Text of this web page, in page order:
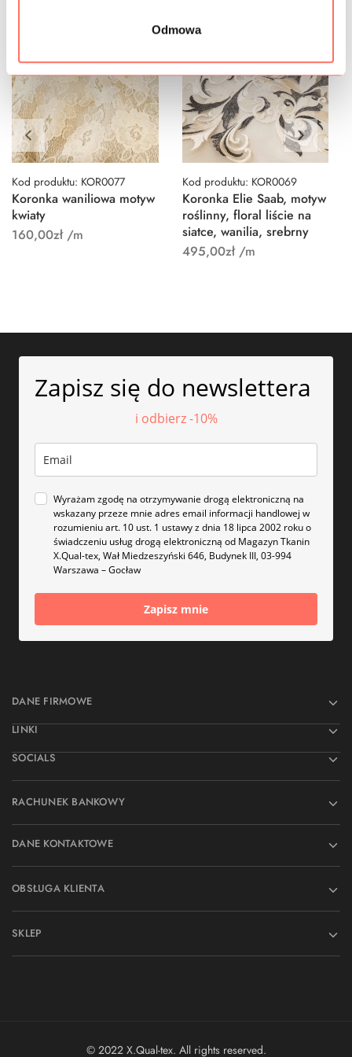
Odmowa
Kod produktu: KOR0077
Koronka waniliowa motyw
kwiaty
160,00zł/m
Kod produktu: KOR0069
Koronka Elie Saab, motyw
roślinny, floral liście na
siatce, wanilia, srebrny
495,00zł/m
Zapisz się do newslettera
i odbierz -10%
Wyrażam zgodę na otrzymywanie drogą elektroniczną na
wskazany przeze mnie adres email informacji handlowej w
rozumieniu art. 10 ust. 1 ustawy z dnia 18 lipca 2002 roku o
świadczeniu usług drogą elektroniczną od Magazyn Tkanin
X.Qual-tex, Wał Miedzeszyński 646, Budynek III, 03-994
Warszawa – Gocław
Zapisz mnie
DANE FIRMOWE
LINKI
SOCIALS
RACHUNEK BANKOWY
DANE KONTAKTOWE
OBSŁUGA KLIENTA
SKLEP
© 2022 X.Qual-tex. All rights reserved.